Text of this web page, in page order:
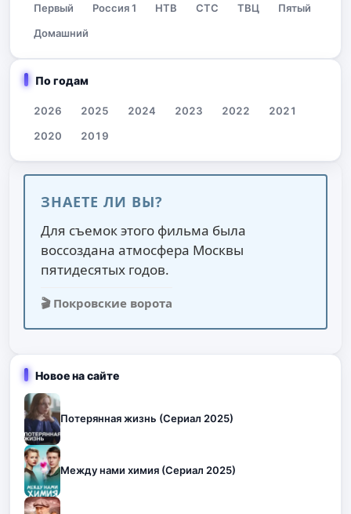
Первый Россия 1 НТВ СТС ТВЦ
Пятый
Домашний
По годам
2026 2025 2024 2023 2022
2021
2020
2019
ЗНАЕТЕ ЛИ ВЫ?
Для съемок этого фильма была
воссоздана атмосфера Москвы
пятидесятых годов.
🎬 Покровские ворота
Новое на сайте
Потерянная жизнь (Сериал 2025)
Между нами химия (Сериал 2025)